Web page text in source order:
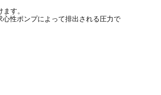
す。
性ポンプによって排出される圧力で